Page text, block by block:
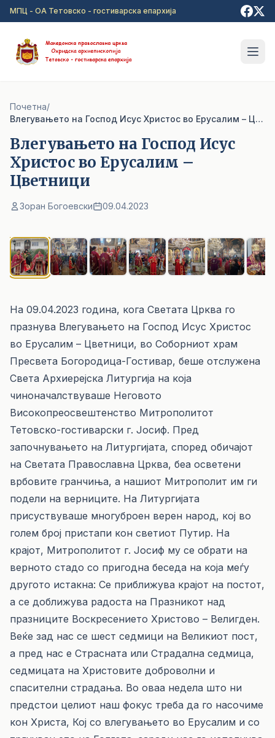
Прејди на главна содржина
МПЦ - ОА Тетовско - гостиварска епархија
Почетна/
Влегувањето на Господ Исус Христос во Ерусалим – Цветници
Влегувањето на Господ Исус
Христос во Ерусалим –
Цветници
Зоран Богоевски 09.04.2023
На 09.04.2023 година, кога Светата Црква го
празнува Влегувањето на Господ Исус Христос
во Ерусалим – Цветници, во Соборниот храм
Пресвета Богородица-Гостивар, беше отслужена
Света Архиерејска Литургија на која
чиноначалствуваше Неговото
Високопреосвештенство Митрополитот
Тетовско-гостиварски г. Јосиф. Пред
започнувањето на Литургијата, според обичајот
на Светата Православна Црква, беа осветени
врбовите гранчиња, а нашиот Митрополит им ги
подели на верниците. На Литургијата
присуствуваше многуброен верен народ, кој во
голем број пристапи кон светиот Путир. На
крајот, Митрополитот г. Јосиф му се обрати на
верното стадо со пригодна беседа на која меѓу
другото истакна: Се приближува крајот на постот,
а се доближува радоста на Празникот над
празниците Воскресението Христово – Велигден.
Веќе зад нас се шест седмици на Великиот пост,
а пред нас е Страсната или Страдална седмица,
седмицата на Христовите доброволни и
спасителни страдања. Во оваа недела што ни
предстои целиот наш фокус треба да го насочиме
кон Христа, Кој со влегувањето во Ерусалим и со